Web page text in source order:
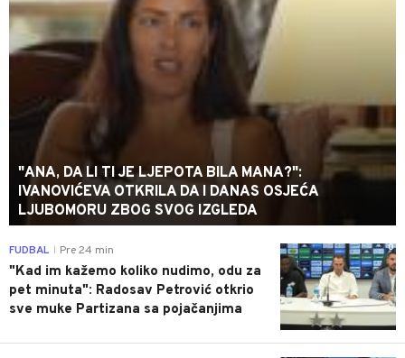
"ANA, DA LI TI JE LJEPOTA BILA MANA?":
IVANOVIĆEVA OTKRILA DA I DANAS OSJEĆA
LJUBOMORU ZBOG SVOG IZGLEDA
0
FUDBAL Pre 24 min
"Kad im kažemo koliko nudimo, odu za
pet minuta": Radosav Petrović otkrio
sve muke Partizana sa pojačanjima